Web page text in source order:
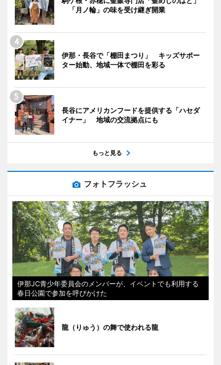
「月ノ輪」の味を受け継ぎ開業
伊那・長谷で「棚田まつり」 キッズサポー
ター始動、地域一体で棚田を彩る
長谷にアメリカンフードを提供する「ハセダ
イナー」 地域の交流拠点にも
もっと見る
フォトフラッシュ
伊那JC青少年委員会のメンバーが、イベントでも利用する
春日公園で参加を呼びかけた
龍（りゅう）の舞で使われる龍